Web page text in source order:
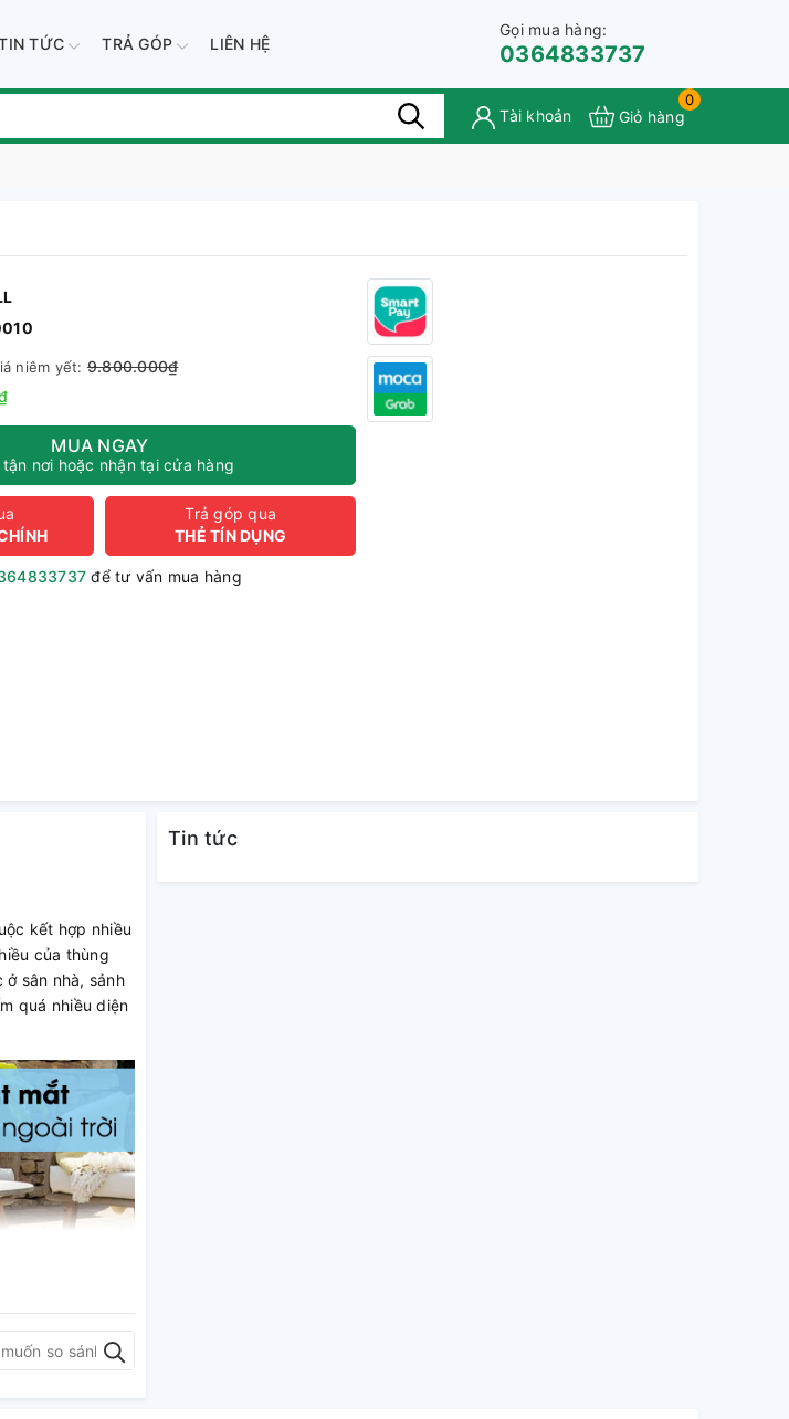
TỨC TRẢ GÓP LIÊN HỆ
Gọi mua hàng:
0364833737
Tài khoản
0
Giỏ hàng
niêm yết: 9.800.000₫
MUA NGAY
tận nơi hoặc nhận tại cửa hàng
Trả góp qua
THẺ TÍN DỤNG
để tư vấn mua hàng
kết hợp nhiều
của thùng
sân nhà, sảnh
quá nhiều diện
Tin tức